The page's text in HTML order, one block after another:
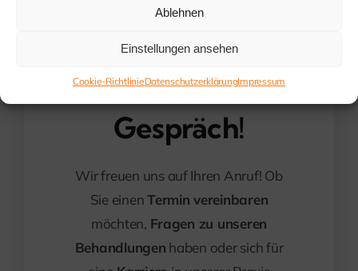
Ablehnen
Einstellungen ansehen
Cookie-RichtlinieDatenschutzerklärungImpressum
Kommen Sie
mit uns ins
Gespräch!
Wir freuen uns auf Ihren Anruf! Ob
Sie einenTermin vereinbaren
möchten, Fragen zu unseren
Behandlungen haben oder sich für